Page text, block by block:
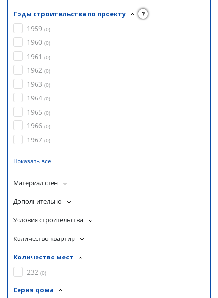
Годы строительства по проекту ?
1959 (0)
1960 (0)
1961 (0)
1962 (0)
1963 (0)
1964 (0)
1965 (0)
1966 (0)
1967 (0)
Показать все
Материал стен
Дополнительно
Условия строительства
Количество квартир
Количество мест
232 (0)
Серия дома